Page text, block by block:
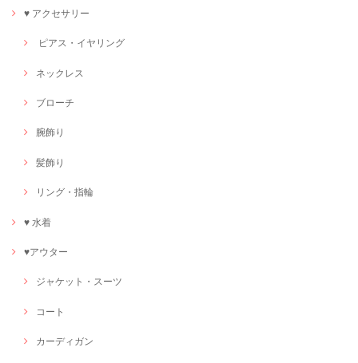
♥ アクセサリー
ピアス・イヤリング
ネックレス
ブローチ
腕飾り
髪飾り
リング・指輪
♥ 水着
♥アウター
ジャケット・スーツ
コート
カーディガン